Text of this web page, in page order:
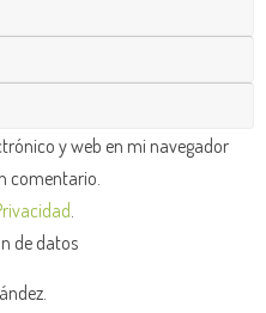
y web en mi navegador
comentario.
de datos